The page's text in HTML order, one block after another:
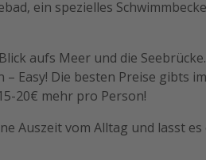
ein spezielles
aufs Meer und die
Easy! Die besten Preise gibts
20€ mehr pro Person!
Auszeit vom Alltag und lasst